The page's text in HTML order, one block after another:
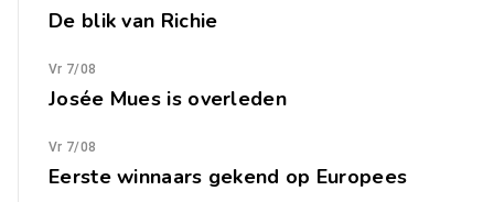
De blik van Richie
Vr 7/08
Josée Mues is overleden
Vr 7/08
Eerste winnaars gekend op Europees